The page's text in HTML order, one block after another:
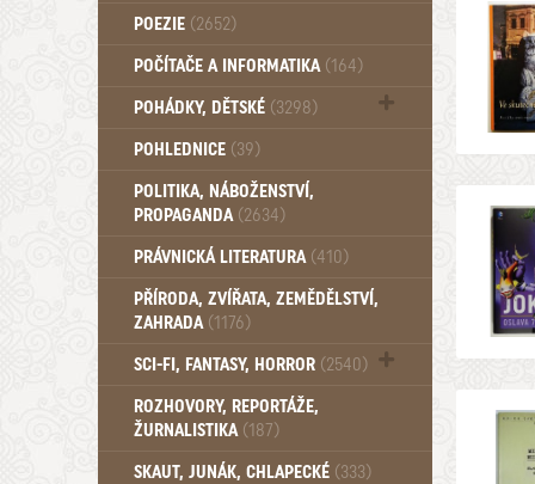
POEZIE (2652)
POČÍTAČE A INFORMATIKA (164)
POHÁDKY, DĚTSKÉ (3298)
Pro děti a mládež (2894)
Pohádky, Dětské - Od roku 1949 (257)
POHLEDNICE (39)
POLITIKA, NÁBOŽENSTVÍ,
PROPAGANDA (2634)
PRÁVNICKÁ LITERATURA (410)
PŘÍRODA, ZVÍŘATA, ZEMĚDĚLSTVÍ,
ZAHRADA (1176)
SCI-FI, FANTASY, HORROR (2540)
UFO (14)
ROZHOVORY, REPORTÁŽE,
ŽURNALISTIKA (187)
SKAUT, JUNÁK, CHLAPECKÉ (333)